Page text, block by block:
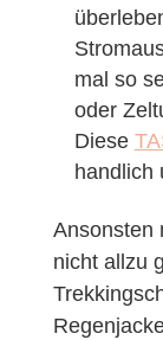
mal so
oder
Diese
handlich
Ansonsten
nicht allzu